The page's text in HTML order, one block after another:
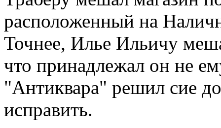
расположенный на
Точнее, Илье Ильичу
что принадлежал он не
"Антиквара" решил сие
исправить.